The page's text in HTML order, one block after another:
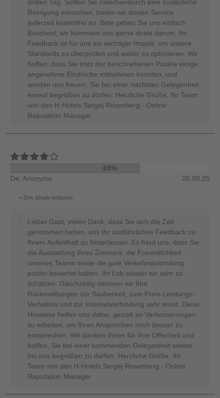
dritten Tag. Sollten Sie zwischendurch eine zusätzliche
Reinigung wünschen, bieten wir diesen Service
jederzeit kostenfrei an. Bitte geben Sie uns einfach
Bescheid, wir kümmern uns gerne direkt darum. Ihr
Feedback ist für uns ein wichtiger Impuls, um unsere
Standards zu überprüfen und weiter zu optimieren. Wir
hoffen, dass Sie trotz der beschriebenen Punkte einige
angenehme Eindrücke mitnehmen konnten, und
würden uns freuen, Sie bei einer nächsten Gelegenheit
erneut begrüßen zu dürfen. Herzliche Grüße, Ihr Team
von den H-Hotels Sergej Rosenberg - Online
Reputation Manager
65%
De: Anonyme
26.09.25
Des détails indiquent
Lieber Gast, vielen Dank, dass Sie sich die Zeit
genommen haben, uns Ihr ausführliches Feedback zu
Ihrem Aufenthalt zu hinterlassen. Es freut uns, dass Sie
die Ausstattung Ihres Zimmers, die Freundlichkeit
unseres Teams sowie die gute Verkehrsanbindung
positiv bewertet haben. Ihr Lob wissen wir sehr zu
schätzen. Gleichzeitig nehmen wir Ihre
Rückmeldungen zur Sauberkeit, zum Preis-Leistungs-
Verhältnis und zur Internetverbindung sehr ernst. Diese
Hinweise helfen uns dabei, gezielt an Verbesserungen
zu arbeiten, um Ihren Ansprüchen noch besser zu
entsprechen. Wir danken Ihnen für Ihre Offenheit und
hoffen, Sie bei einer kommenden Gelegenheit wieder
bei uns begrüßen zu dürfen. Herzliche Grüße, Ihr
Team von den H-Hotels Sergej Rosenberg - Online
Reputation Manager